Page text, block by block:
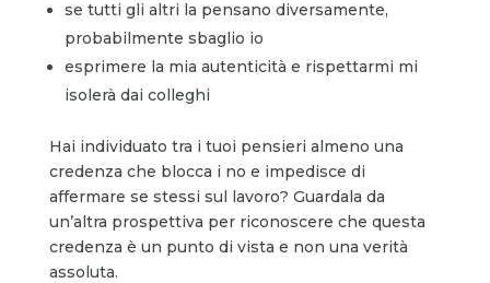
se tutti gli altri la pensano diversamente,
probabilmente sbaglio io
esprimere la mia autenticità e rispettarmi mi
isolerà dai colleghi
Hai individuato tra i tuoi pensieri almeno una
credenza che blocca i no e impedisce di
affermare se stessi sul lavoro? Guardala da
un’altra prospettiva per riconoscere che questa
credenza è un punto di vista e non una verità
assoluta.